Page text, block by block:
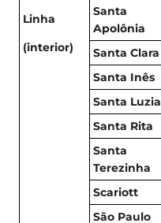
Linha
(interior)
Santa
Apolônia
Santa Clara
Santa Inês
Santa Luzia
Santa Rita
Santa
Terezinha
Scariott
São Paulo